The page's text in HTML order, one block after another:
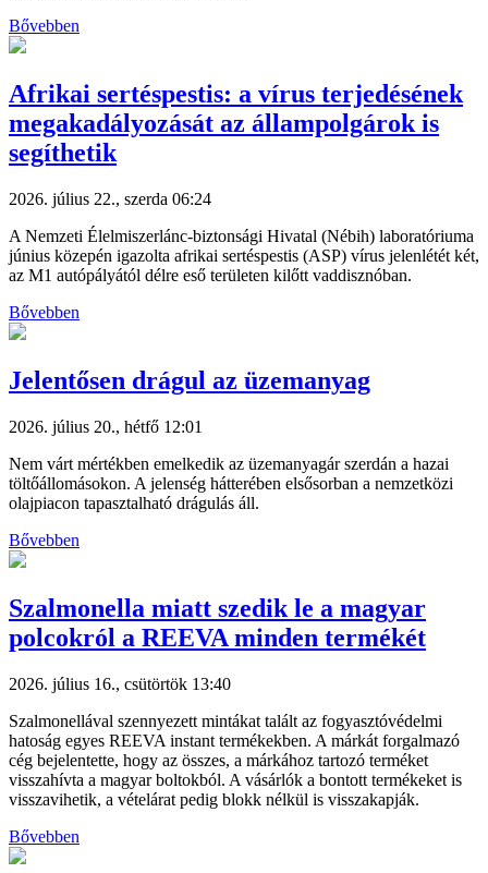
Bővebben
Afrikai sertéspestis: a vírus terjedésének
megakadályozását az állampolgárok is
segíthetik
2026. július 22., szerda 06:24
A Nemzeti Élelmiszerlánc-biztonsági Hivatal (Nébih) laboratóriuma
június közepén igazolta afrikai sertéspestis (ASP) vírus jelenlétét két,
az M1 autópályától délre eső területen kilőtt vaddisznóban.
Bővebben
Jelentősen drágul az üzemanyag
2026. július 20., hétfő 12:01
Nem várt mértékben emelkedik az üzemanyagár szerdán a hazai
töltőállomásokon. A jelenség hátterében elsősorban a nemzetközi
olajpiacon tapasztalható drágulás áll.
Bővebben
Szalmonella miatt szedik le a magyar
polcokról a REEVA minden termékét
2026. július 16., csütörtök 13:40
Szalmonellával szennyezett mintákat talált az fogyasztóvédelmi
hatoság egyes REEVA instant termékekben. A márkát forgalmazó
cég bejelentette, hogy az összes, a márkához tartozó terméket
visszahívta a magyar boltokból. A vásárlók a bontott termékeket is
visszavihetik, a vételárat pedig blokk nélkül is visszakapják.
Bővebben